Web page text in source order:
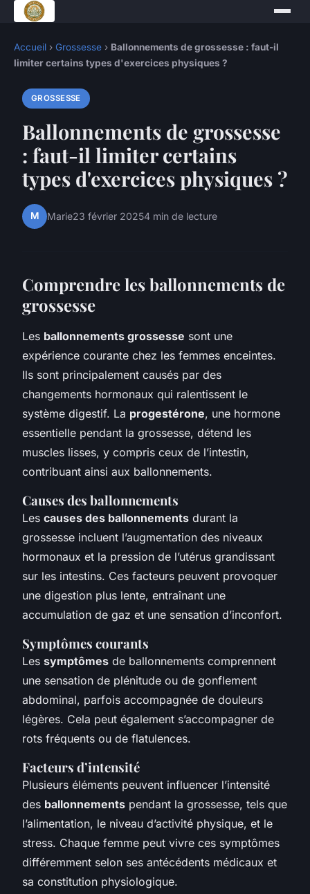
Accueil › Grossesse › Ballonnements de grossesse : faut-il
limiter certains types d'exercices physiques ?
GROSSESSE
Ballonnements de grossesse
: faut-il limiter certains
types d'exercices physiques ?
M Marie23 février 20254 min de lecture
Comprendre les ballonnements de
grossesse
Les ballonnements grossesse sont une
expérience courante chez les femmes enceintes.
Ils sont principalement causés par des
changements hormonaux qui ralentissent le
système digestif. La progestérone, une hormone
essentielle pendant la grossesse, détend les
muscles lisses, y compris ceux de l’intestin,
contribuant ainsi aux ballonnements.
Causes des ballonnements
Les causes des ballonnements durant la
grossesse incluent l’augmentation des niveaux
hormonaux et la pression de l’utérus grandissant
sur les intestins. Ces facteurs peuvent provoquer
une digestion plus lente, entraînant une
accumulation de gaz et une sensation d’inconfort.
Symptômes courants
Les symptômes de ballonnements comprennent
une sensation de plénitude ou de gonflement
abdominal, parfois accompagnée de douleurs
légères. Cela peut également s’accompagner de
rots fréquents ou de flatulences.
Facteurs d’intensité
Plusieurs éléments peuvent influencer l’intensité
des ballonnements pendant la grossesse, tels que
l’alimentation, le niveau d’activité physique, et le
stress. Chaque femme peut vivre ces symptômes
différemment selon ses antécédents médicaux et
sa constitution physiologique.